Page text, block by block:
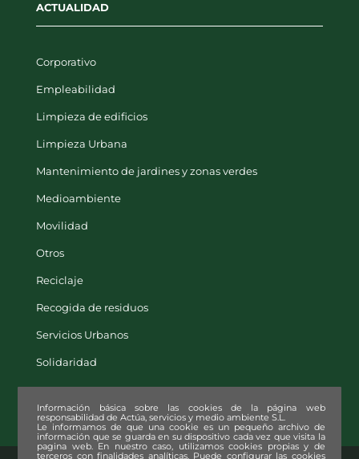
ACTUALIDAD
Corporativo
Empleabilidad
Limpieza de edificios
Limpieza Urbana
Mantenimiento de jardines y zonas verdes
Medioambiente
Movilidad
Otros
Reciclaje
Recogida de residuos
Servicios Urbanos
Solidaridad
Información básica sobre las cookies de la página web
responsabilidad de Actúa, servicios y medio ambiente S.L.
Le informamos de que una cookie es un pequeño archivo de
información que se guarda en su dispositivo cada vez que visita la
pagina web. En nuestro caso, utilizamos cookies propias y de
terceros con finalidades analíticas. Puede configurar las cookies